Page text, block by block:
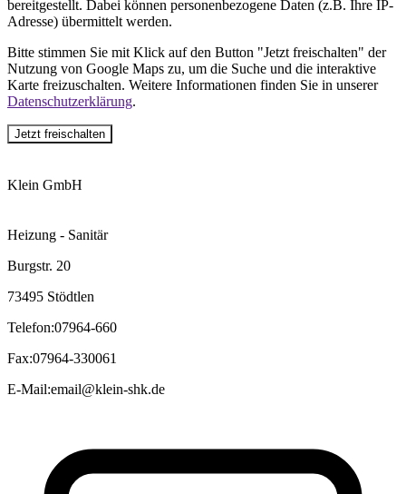
bereitgestellt. Dabei können personenbezogene Daten (z.B. Ihre IP-
Adresse) übermittelt werden.
Bitte stimmen Sie mit Klick auf den Button "Jetzt freischalten" der
Nutzung von Google Maps zu, um die Suche und die interaktive
Karte freizuschalten. Weitere Informationen finden Sie in unserer
Datenschutzerklärung.
Jetzt freischalten
Klein GmbH
Heizung - Sanitär
Burgstr. 20
73495 Stödtlen
Telefon:07964-660
Fax:07964-330061
E-Mail:email@klein-shk.de